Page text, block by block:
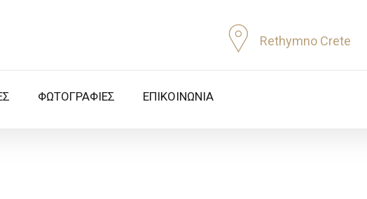
Rethymno Crete
ΦΩΤΟΓΡΑΦΙΕΣ ΕΠΙΚΟΙΝΩΝΊΑ